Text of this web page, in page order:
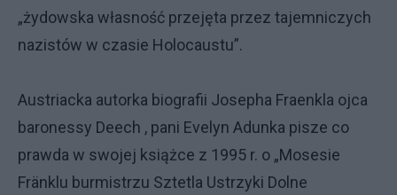
„żydowska własność przejęta przez tajemniczych
nazistów w czasie Holocaustu”.
Austriacka autorka biografii Josepha Fraenkla ojca
baronessy Deech , pani Evelyn Adunka pisze co
prawda w swojej książce z 1995 r. o „Mosesie
Fränklu burmistrzu Sztetla Ustrzyki Dolne